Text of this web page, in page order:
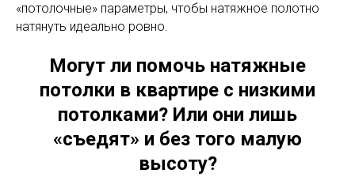
«потолочные» параметры, чтобы натяжное полотно
натянуть идеально ровно.
Могут ли помочь натяжные
потолки в квартире с низкими
потолками? Или они лишь
«съедят» и без того малую
высоту?